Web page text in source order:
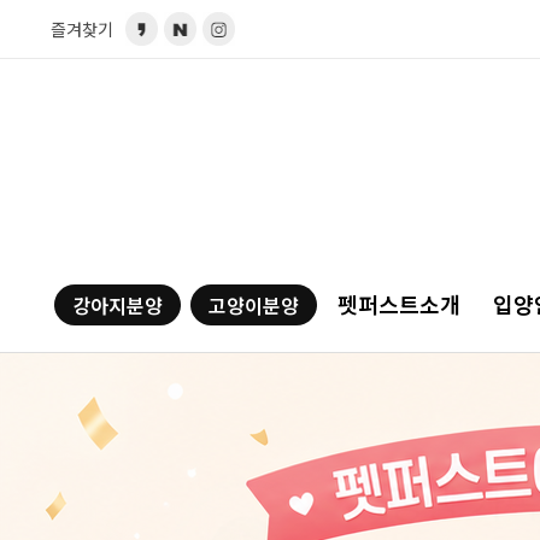
즐겨찾기
강아지분양 고양이분양 펫퍼스트소개 입